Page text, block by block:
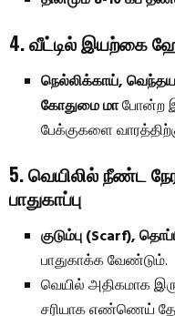
4. வீட்டில் இயற்கை
நெல்லிக்காய்,
கோதுமை மாபோன்ற
பேக்குகளை
5. வெயிலில் நீண்ட
பாதுகாப்பு
குடும்பு (Scarf),
பாதுகாக்க வேண்டும்.
வெயில் அதிகமாக
சரியாக எண்ணெய்